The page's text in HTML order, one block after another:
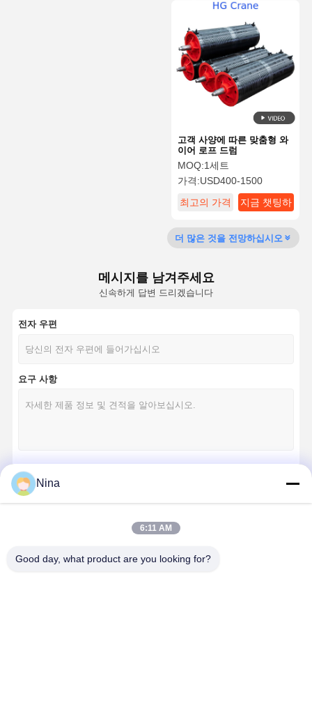
고객 사양에 따른 맞춤형 와
이어 로프 드럼
MOQ:1세트
가격:USD400-1500
최고의 가격
지금 챗팅하
더 많은 것을 전망하십시오
메시지를 남겨주세요
신속하게 답변 드리겠습니다
전자 우편
요구 사항
Nina
6:11 AM
Good day, what product are you looking for?